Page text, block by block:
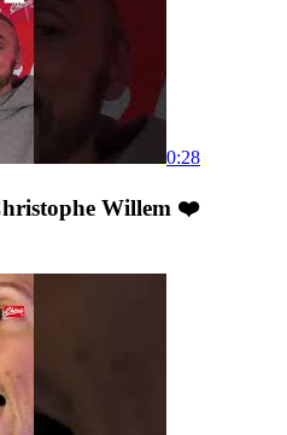
0:28
Willem ❤️